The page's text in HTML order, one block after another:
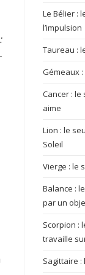
Le Bélier :
l’impulsion
Taureau :
Gémeaux
Cancer : le
aime
Lion : le
Soleil
Vierge : le
Balance :
par un
Scorpion :
travaille
Sagittaire